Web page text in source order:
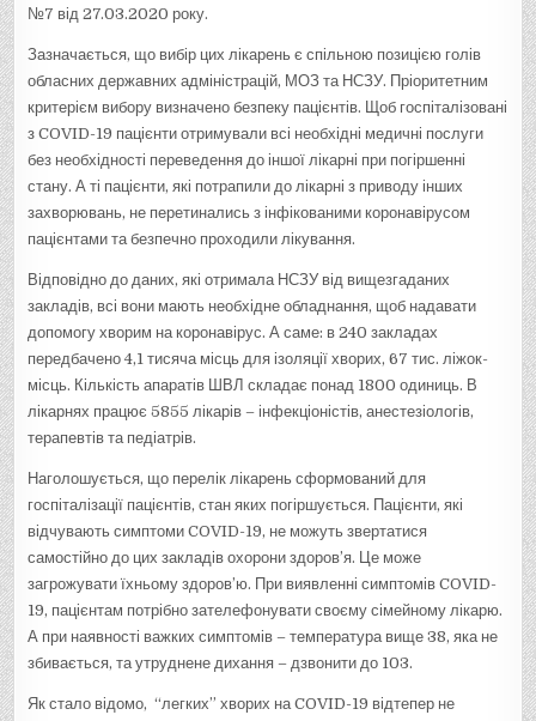
№7 від 27.03.2020 року.
Зазначається, що вибір цих лікарень є спільною позицією голів
обласних державних адміністрацій, МОЗ та НСЗУ. Пріоритетним
критерієм вибору визначено безпеку пацієнтів. Щоб госпіталізовані
з COVID-19 пацієнти отримували всі необхідні медичні послуги
без необхідності переведення до іншої лікарні при погіршенні
стану. А ті пацієнти, які потрапили до лікарні з приводу інших
захворювань, не перетинались з інфікованими коронавірусом
пацієнтами та безпечно проходили лікування.
Відповідно до даних, які отримала НСЗУ від вищезгаданих
закладів, всі вони мають необхідне обладнання, щоб надавати
допомогу хворим на коронавірус. А саме: в 240 закладах
передбачено 4,1 тисяча місць для ізоляції хворих, 67 тис. ліжок-
місць. Кількість апаратів ШВЛ складає понад 1800 одиниць. В
лікарнях працює 5855 лікарів – інфекціоністів, анестезіологів,
терапевтів та педіатрів.
Наголошується, що перелік лікарень сформований для
госпіталізації пацієнтів, стан яких погіршується. Пацієнти, які
відчувають симптоми COVID-19, не можуть звертатися
самостійно до цих закладів охорони здоров’я. Це може
загрожувати їхньому здоров’ю. При виявленні симптомів COVID-
19, пацієнтам потрібно зателефонувати своєму сімейному лікарю.
А при наявності важких симптомів – температура вище 38, яка не
збивається, та утруднене дихання – дзвонити до 103.
Як стало відомо, “легких” хворих на COVID-19 відтепер не